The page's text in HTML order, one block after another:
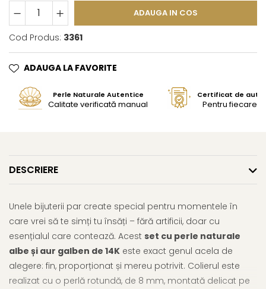
ADAUGA IN COS
Cod Produs: 3361
ADAUGA LA FAVORITE
Perle Naturale Autentice
Calitate verificată manual
Certificat de
Pentru fiecare
DESCRIERE
Unele bijuterii par create special pentru momentele în
care vrei să te simți tu însăți – fără artificii, doar cu
esențialul care contează. Acest set cu perle naturale
albe și aur galben de 14K este exact genul acela de
alegere: fin, proporționat și mereu potrivit. Colierul este
realizat cu o perlă rotundă, de 8 mm, montată delicat pe